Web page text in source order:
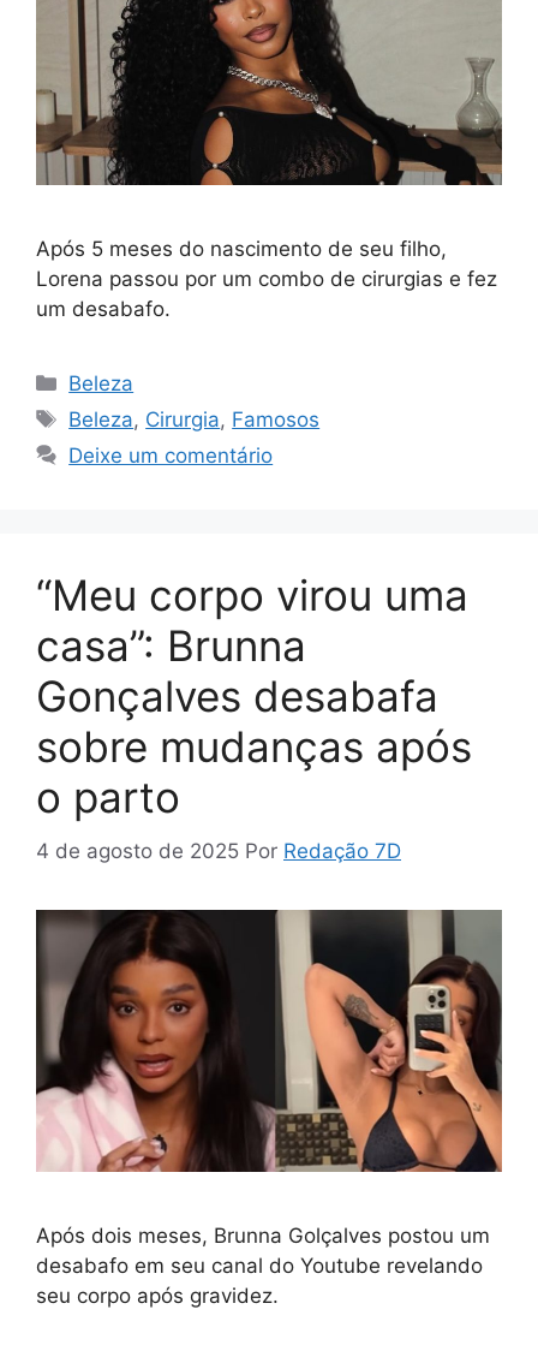
Após 5 meses do nascimento de seu filho,
Lorena passou por um combo de cirurgias e fez
um desabafo.
Categorias
Beleza
Tags
Beleza, Cirurgia, Famosos
Deixe um comentário
“Meu corpo virou uma
casa”: Brunna
Gonçalves desabafa
sobre mudanças após
o parto
4 de agosto de 2025 Por Redação 7D
Após dois meses, Brunna Golçalves postou um
desabafo em seu canal do Youtube revelando
seu corpo após gravidez.